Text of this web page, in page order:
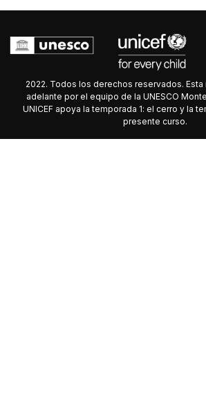
2022. Todos los derechos reservados.
adelante por el equipo de la UNESCO
UNICEF apoya la temporada 1: el cerro y la
presente curso.